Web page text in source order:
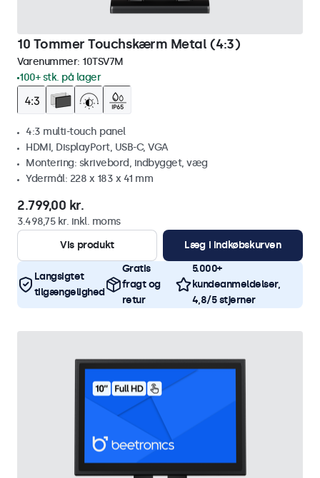
10 Tommer Touchskærm Metal (4:3)
Varenummer: 10TSV7M
100+ stk. på lager
4:3 multi-touch panel
HDMI, DisplayPort, USB-C, VGA
Montering: skrivebord, indbygget, væg
Ydermål: 228 x 183 x 41 mm
2.799,00 kr.
3.498,75 kr. inkl. moms
Vis produkt
Læg i indkøbskurven
Langsigtet
tilgængelighed
Gratis
fragt og
retur
5.000+
kundeanmeldelser,
4,8/5 stjerner